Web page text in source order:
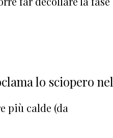
lo sciopero nel
più calde (da